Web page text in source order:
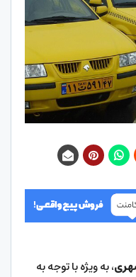
، به ویژه با توجه به